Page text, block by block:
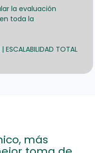
la evaluación
toda la
ESCALABILIDAD TOTAL
más